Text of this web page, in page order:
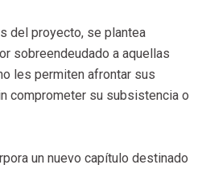
del proyecto, se plantea
sobreendeudado a aquellas
les permiten afrontar sus
comprometer su subsistencia o
un nuevo capítulo destinado